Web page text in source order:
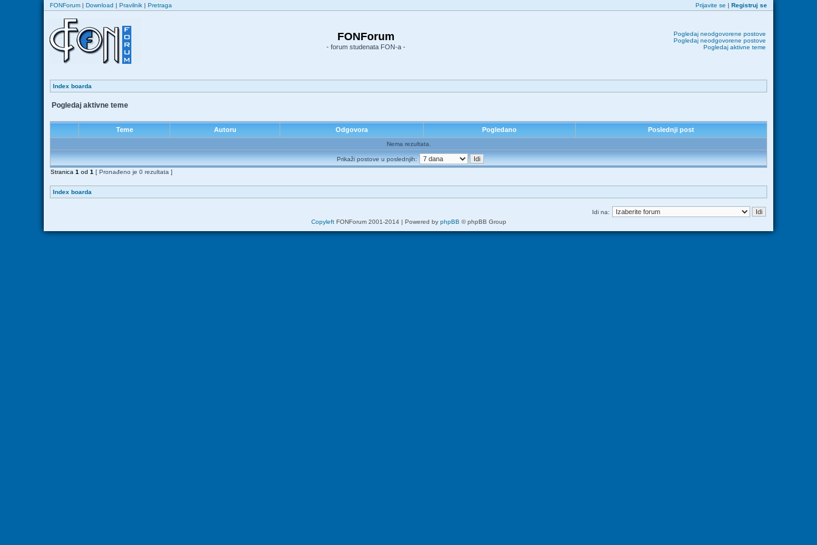
FONForum | Download | Pravilnik | Pretraga Prijavite se | Registruj se
FONForum
- forum studenata FON-a -
Pogledaj neodgovorene postove
Pogledaj neodgovorene postove
Pogledaj aktivne teme
Index boarda
Pogledaj aktivne teme
Teme Autoru Odgovora Pogledano Poslednji post
Nema rezultata.
Prikaži postove u poslednjih:
Stranica 1 od 1 [ Pronađeno je 0 rezultata ]
Index boarda
Idi na:
CopyleftFONForum 2001-2014 | Powered by phpBB © phpBB Group